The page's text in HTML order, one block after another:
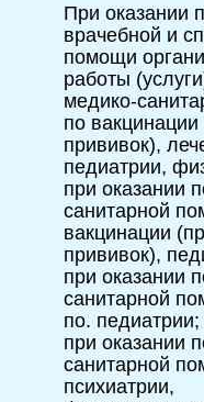
При оказании
врачебной и
помощи
работы
медико-
по
прививок),
педиатрии,
при оказании
санитарной
вакцинации
прививок),
при оказании
санитарной
по. педиатрии;
при оказании
санитарной
психиатрии,